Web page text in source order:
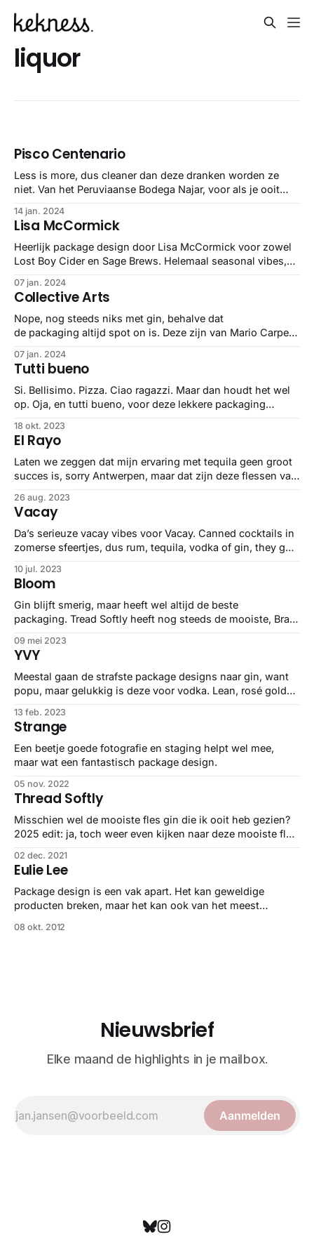
liquor
Pisco Centenario
Less is more, dus cleaner dan deze dranken worden ze
niet. Van het Peruviaanse Bodega Najar, voor als je ooit
14 jan. 2024
Lisa McCormick
Heerlijk package design door Lisa McCormick voor zowel
Lost Boy Cider en Sage Brews. Helemaal seasonal vibes,
07 jan. 2024
Collective Arts
Nope, nog steeds niks met gin, behalve dat
de packaging altijd spot on is. Deze zijn van Mario Carpe
07 jan. 2024
Tutti bueno
Si. Bellisimo. Pizza. Ciao ragazzi. Maar dan houdt het wel
op. Oja, en tutti bueno, voor deze lekkere packaging
18 okt. 2023
El Rayo
Laten we zeggen dat mijn ervaring met tequila geen groot
succes is, sorry Antwerpen, maar dat zijn deze flessen van
26 aug. 2023
Vacay
Da’s serieuze vacay vibes voor Vacay. Canned cocktails in
zomerse sfeertjes, dus rum, tequila, vodka of gin, they got
10 jul. 2023
Bloom
Gin blijft smerig, maar heeft wel altijd de beste
packaging. Tread Softly heeft nog steeds de mooiste, Braw
er ook zijn.
09 mei 2023
YVY
Meestal gaan de strafste package designs naar gin, want
popu, maar gelukkig is deze voor vodka. Lean, rosé gold
13 feb. 2023
Strange
Een beetje goede fotografie en staging helpt wel mee,
maar wat een fantastisch package design.
05 nov. 2022
Thread Softly
Misschien wel de mooiste fles gin die ik ooit heb gezien?
2025 edit: ja, toch weer even kijken naar deze mooiste fles
02 dec. 2021
Eulie Lee
Package design is een vak apart. Het kan geweldige
producten breken, maar het kan ook van het meest
grapje over Samsung telefoons>. Eulie Lee maakte deze
08 okt. 2012
Nieuwsbrief
Elke maand de highlights in je mailbox.
Aanmelden